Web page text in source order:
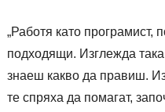
„Работя като програмист,
подходящи. Изглежда
знаеш какво да правиш.
те спряха да помагат,